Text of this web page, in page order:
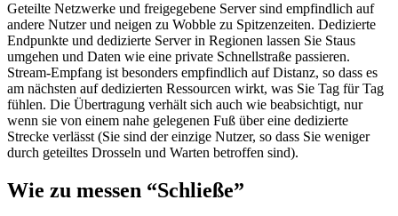
Geteilte Netzwerke und freigegebene Server sind empfindlich auf
andere Nutzer und neigen zu Wobble zu Spitzenzeiten. Dedizierte
Endpunkte und dedizierte Server in Regionen lassen Sie Staus
umgehen und Daten wie eine private Schnellstraße passieren.
Stream-Empfang ist besonders empfindlich auf Distanz, so dass es
am nächsten auf dedizierten Ressourcen wirkt, was Sie Tag für Tag
fühlen. Die Übertragung verhält sich auch wie beabsichtigt, nur
wenn sie von einem nahe gelegenen Fuß über eine dedizierte
Strecke verlässt (Sie sind der einzige Nutzer, so dass Sie weniger
durch geteiltes Drosseln und Warten betroffen sind).
Wie zu messen “Schließe”